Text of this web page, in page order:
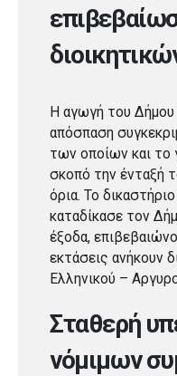
Η αγωγή του
απόσπαση
των οποίων και το
σκοπό την ένταξή
όρια. Το
καταδίκασε τον
έξοδα,
εκτάσεις ανήκουν
Ελληνικού –
Σταθερή
νόμιμων